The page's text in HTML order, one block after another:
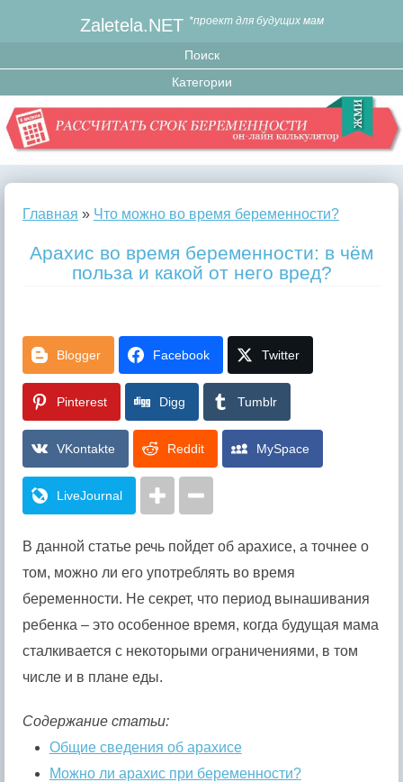
Zaletela.NET *проект для будущих мам
Главная » Что можно во время беременности?
Арахис во время беременности: в чём
польза и какой от него вред?
Blogger Facebook Twitter
Pinterest Digg Tumblr
VKontakte Reddit MySpace
LiveJournal
В данной статье речь пойдет об арахисе, а точнее о
том, можно ли его употреблять во время
беременности. Не секрет, что период вынашивания
ребенка – это особенное время, когда будущая мама
сталкивается с некоторыми ограничениями, в том
числе и в плане еды.
Содержание статьи:
Общие сведения об арахисе
Можно ли арахис при беременности?